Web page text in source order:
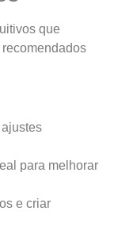
que
para melhorar
e criar